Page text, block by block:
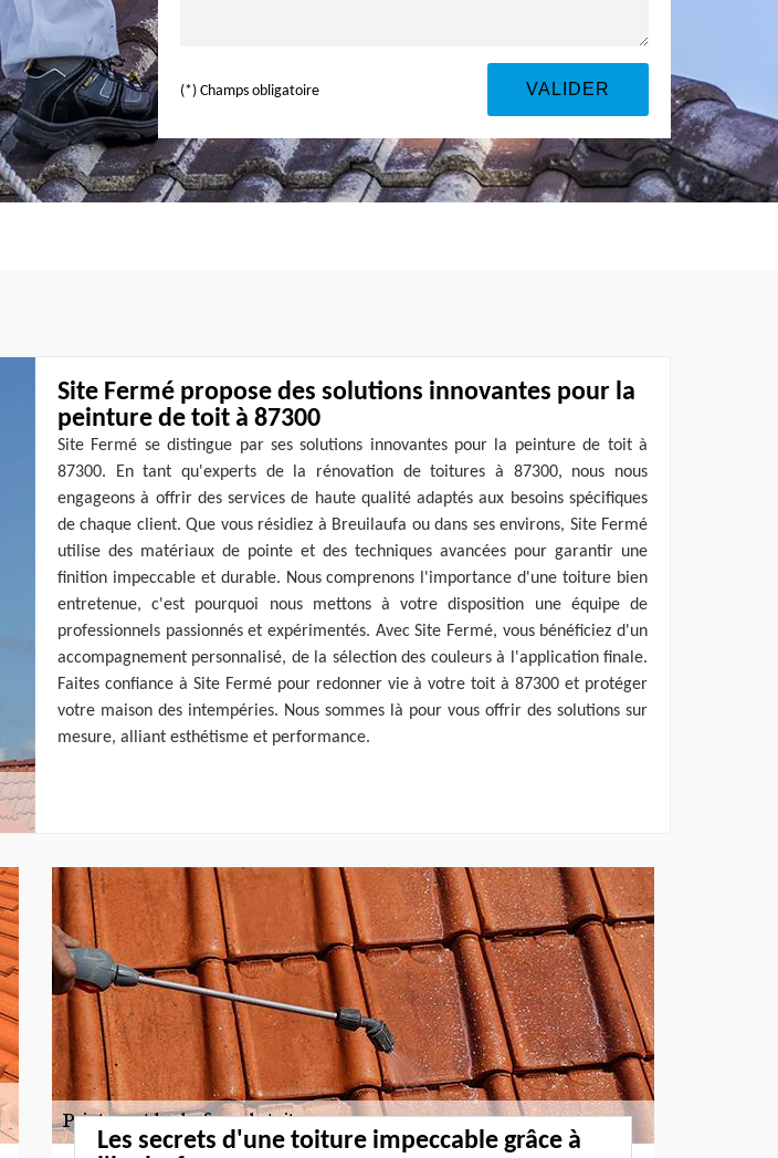
(*) Champs obligatoire
Site Fermé propose des solutions innovantes pour la
peinture de toit à 87300
Site Fermé se distingue par ses solutions innovantes pour la peinture de toit à
87300. En tant qu'experts de la rénovation de toitures à 87300, nous nous
engageons à offrir des services de haute qualité adaptés aux besoins spécifiques
de chaque client. Que vous résidiez à Breuilaufa ou dans ses environs, Site Fermé
utilise des matériaux de pointe et des techniques avancées pour garantir une
finition impeccable et durable. Nous comprenons l'importance d'une toiture bien
entretenue, c'est pourquoi nous mettons à votre disposition une équipe de
professionnels passionnés et expérimentés. Avec Site Fermé, vous bénéficiez d'un
accompagnement personnalisé, de la sélection des couleurs à l'application finale.
Faites confiance à Site Fermé pour redonner vie à votre toit à 87300 et protéger
votre maison des intempéries. Nous sommes là pour vous offrir des solutions sur
mesure, alliant esthétisme et performance.
Les secrets d'une toiture impeccable grâce à